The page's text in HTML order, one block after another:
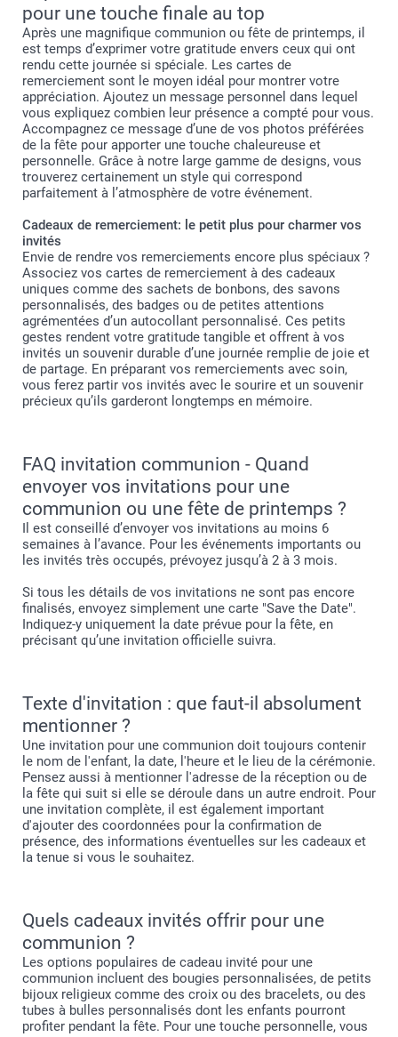
pour une touche finale au top
Après une magnifique communion ou fête de printemps, il
est temps d’exprimer votre gratitude envers ceux qui ont
rendu cette journée si spéciale. Les cartes de
remerciement sont le moyen idéal pour montrer votre
appréciation. Ajoutez un message personnel dans lequel
vous expliquez combien leur présence a compté pour vous.
Accompagnez ce message d’une de vos photos préférées
de la fête pour apporter une touche chaleureuse et
personnelle. Grâce à notre large gamme de designs, vous
trouverez certainement un style qui correspond
parfaitement à l’atmosphère de votre événement.
Cadeaux de remerciement: le petit plus pour charmer vos
invités
Envie de rendre vos remerciements encore plus spéciaux ?
Associez vos cartes de remerciement à des cadeaux
uniques comme des sachets de bonbons, des savons
personnalisés, des badges ou de petites attentions
agrémentées d’un autocollant personnalisé. Ces petits
gestes rendent votre gratitude tangible et offrent à vos
invités un souvenir durable d’une journée remplie de joie et
de partage. En préparant vos remerciements avec soin,
vous ferez partir vos invités avec le sourire et un souvenir
précieux qu’ils garderont longtemps en mémoire.
FAQ invitation communion - Quand
envoyer vos invitations pour une
communion ou une fête de printemps ?
Il est conseillé d’envoyer vos invitations au moins 6
semaines à l’avance. Pour les événements importants ou
les invités très occupés, prévoyez jusqu’à 2 à 3 mois.
Si tous les détails de vos invitations ne sont pas encore
finalisés, envoyez simplement une carte "Save the Date".
Indiquez-y uniquement la date prévue pour la fête, en
précisant qu’une invitation officielle suivra.
Texte d'invitation : que faut-il absolument
mentionner ?
Une invitation pour une communion doit toujours contenir
le nom de l'enfant, la date, l'heure et le lieu de la cérémonie.
Pensez aussi à mentionner l'adresse de la réception ou de
la fête qui suit si elle se déroule dans un autre endroit. Pour
une invitation complète, il est également important
d'ajouter des coordonnées pour la confirmation de
présence, des informations éventuelles sur les cadeaux et
la tenue si vous le souhaitez.
Quels cadeaux invités offrir pour une
communion ?
Les options populaires de cadeau invité pour une
communion incluent des bougies personnalisées, de petits
bijoux religieux comme des croix ou des bracelets, ou des
tubes à bulles personnalisés dont les enfants pourront
profiter pendant la fête. Pour une touche personnelle, vous